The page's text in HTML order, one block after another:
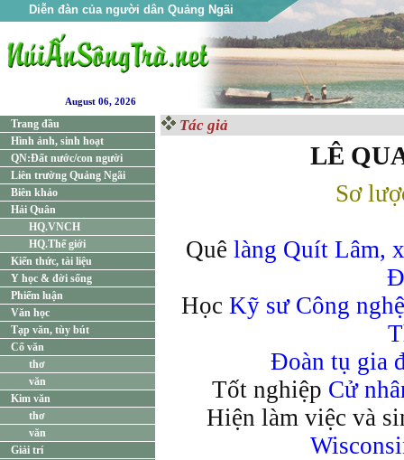
Diễn đàn của người dân Quảng Ngãi
August 06, 2026
Trang đầu
Hình ảnh, sinh hoạt
QN:Đất nước/con người
Liên trường Quảng Ngãi
Biên khảo
Hải Quân
HQ.VNCH
HQ.Thế giới
Kiến thức, tài liệu
Y học & đời sống
Phiếm luận
Văn học
Tạp văn, tùy bút
Cổ văn
thơ
văn
Kim văn
thơ
văn
Giải trí
Tác giả
LÊ
Sơ
Quê làng Quít Lâm,
Học Kỹ sư Công
Đoàn tụ gia
Tốt nghiệp Cử
Hiện làm việc và